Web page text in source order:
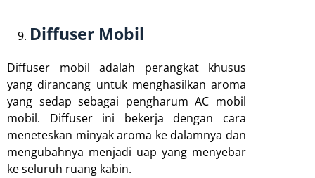
Diffuser Mobil
Diffuser mobil adalah perangkat khusus
yang dirancang untuk menghasilkan aroma
yang sedap sebagai pengharum AC mobil
mobil. Diffuser ini bekerja dengan cara
meneteskan minyak aroma ke dalamnya dan
mengubahnya menjadi uap yang menyebar
ke seluruh ruang kabin.